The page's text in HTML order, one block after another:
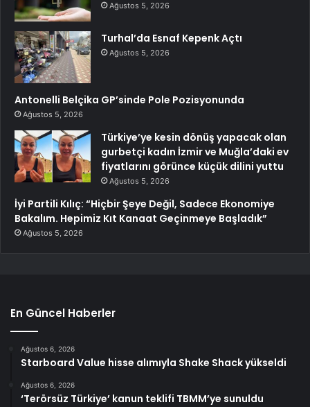
Ağustos 5, 2026
Turhal’da Esnaf Kepenk Açtı
Ağustos 5, 2026
Antonelli Belçika GP’sinde Pole Pozisyonunda
Ağustos 5, 2026
Türkiye’ye kesin dönüş yapacak olan
gurbetçi kadın İzmir ve Muğla’daki ev
fiyatlarını görünce küçük dilini yuttu
Ağustos 5, 2026
İyi Partili Kılıç: “Hiçbir Şeye Değil, Sadece Ekonomiye
Bakalım. Hepimiz Kıt Kanaat Geçinmeye Başladık”
Ağustos 5, 2026
En Güncel Haberler
Ağustos 6, 2026
Starboard Value hisse alımıyla Shake Shack yükseldi
Ağustos 6, 2026
‘Terörsüz Türkiye’ kanun teklifi TBMM’ye sunuldu